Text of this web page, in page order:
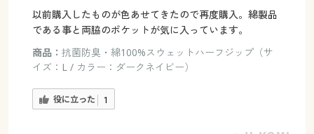
以前購入したものが色あせてきたので再度購入。綿製品
である事と両脇のポケットが気に入っています。
商品： 抗菌防臭・綿100%スウェットハーフジップ（サ
イズ：L / カラー：ダークネイビー）
役に立った 1